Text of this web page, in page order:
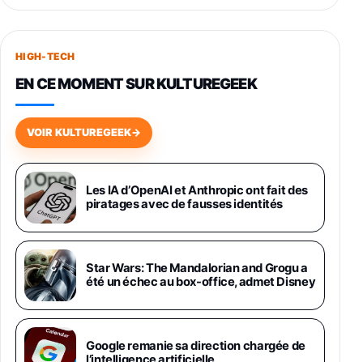
Smartphone SAMSUNG Galaxy S26+ Violet
749,99€
648,63€834,71€
Samsung Galaxy Miracle Ultra, Smartphone
Android 5G avec Galaxy AI, 512 Go,
Chargeur Secteur Rapide 25W Inclus,
Smartphone déverrouillé, Noir, Version FR
1019€
Galaxy S26 Ultra 512 Go Bleu
1019€1399€Fnac (Vendeur Tiers)
Galaxy S26 Ultra 256 Go Violet
892€1199€Fnac (Vendeur Tiers)
HIGH-TECH
EN CE MOMENT SUR KULTUREGEEK
VOIR KULTUREGEEK→
Les IA d’OpenAI et Anthropic ont fait des
piratages avec de fausses identités
Star Wars: The Mandalorian and Grogu a
été un échec au box-office, admet Disney
Google remanie sa direction chargée de